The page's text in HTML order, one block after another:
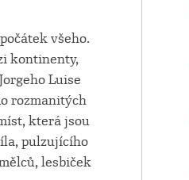
všeho.
kontinenty,
Luise
rozmanitých
která jsou
pulzujícího
lesbiček